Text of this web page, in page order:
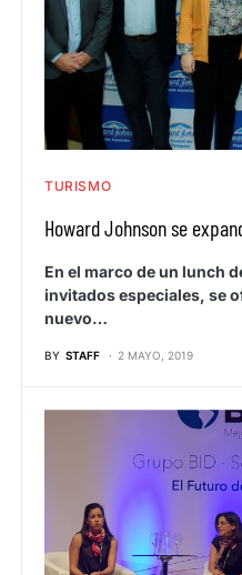
TURISMO
Howard Johnson se
En el marco de un lunch
invitados especiales, se
nuevo…
BY STAFF 2 MAYO, 2019